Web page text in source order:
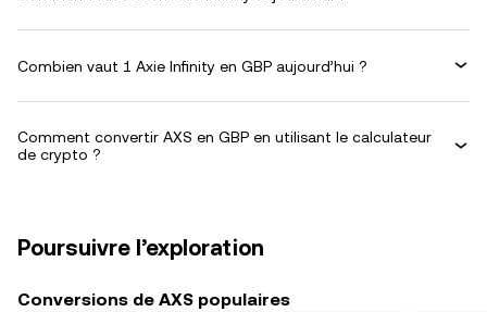
Combien vaut 1 Axie Infinity en GBP aujourd’hui ?
Comment convertir AXS en GBP en utilisant le calculateur
de crypto ?
Poursuivre l’exploration
Conversions de AXS populaires